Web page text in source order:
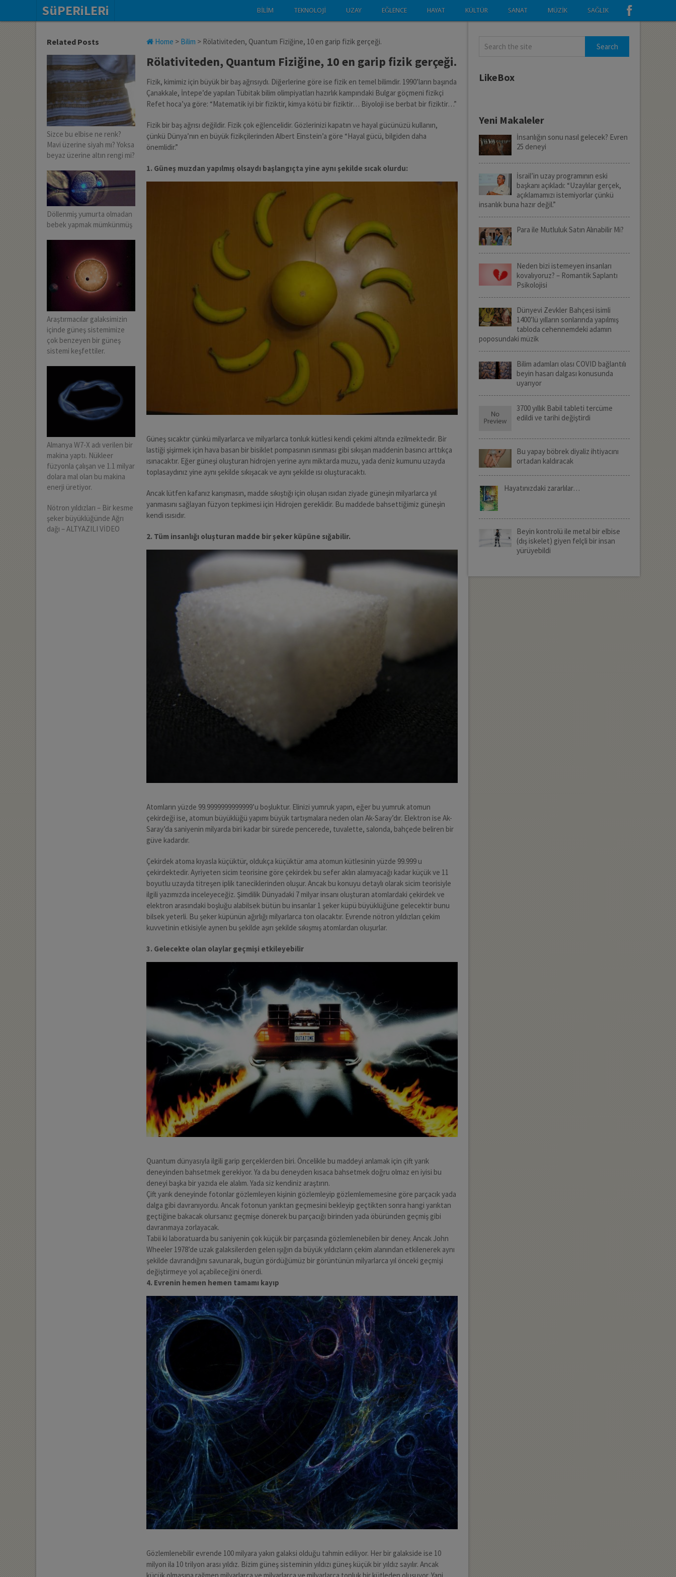
SüPERiLERi BILIM TEKNOLOJI UZAY EĞLENCE HAYAT KÜLTÜR SANAT MÜZIK SAĞLIK
Home > Bilim > Rölativiteden, Quantum Fiziğine, 10 en garip fizik gerçeği.
Rölativiteden, Quantum Fiziğine, 10 en garip fizik gerçeği.
Fizik, kimimiz için büyük bir baş ağrısıydı. Diğerlerine göre ise fizik en temel bilimdir. 1990’ların başında
Çanakkale, İntepe’de yapılan Tübitak bilim olimpiyatları hazırlık kampındaki Bulgar göçmeni fizikçi
Refet hoca’ya göre: “Matematik iyi bir fiziktir, kimya kötü bir fiziktir… Biyoloji ise berbat bir fiziktir…”
Fizik bir baş ağrısı değildir. Fizik çok eğlencelidir. Gözlerinizi kapatın ve hayal gücünüzü kullanın,
çünkü Dünya’nın en büyük fizikçilerinden Albert Einstein’a göre “Hayal gücü, bilgiden daha
önemlidir.”
1. Güneş muzdan yapılmış olsaydı başlangıçta yine aynı şekilde sıcak olurdu:
Güneş sıcaktır çünkü milyarlarca ve milyarlarca tonluk kütlesi kendi çekimi altında ezilmektedir. Bir
lastiği şişirmek için hava basan bir bisiklet pompasının ısınması gibi sıkışan maddenin basıncı arttıkça
ısınacaktır. Eğer güneşi oluşturan hidrojen yerine aynı miktarda muzu, yada deniz kumunu uzayda
toplasaydınız yine aynı şekilde sıkışacak ve aynı şekilde ısı oluşturacaktı.
Ancak lütfen kafanız karışmasın, madde sıkıştığı için oluşan ısıdan ziyade güneşin milyarlarca yıl
yanmasını sağlayan füzyon tepkimesi için Hidrojen gereklidir. Bu maddede bahsettiğimiz güneşin
kendi ısısıdır.
2. Tüm insanlığı oluşturan madde bir şeker küpüne sığabilir.
Atomların yüzde 99.9999999999999’u boşluktur. Elinizi yumruk yapın, eğer bu yumruk atomun
çekirdeği ise, atomun büyüklüğü yapımı büyük tartışmalara neden olan Ak-Saray’dır. Elektron ise Ak-
Saray’da saniyenin milyarda biri kadar bir sürede pencerede, tuvalette, salonda, bahçede beliren bir
güve kadardır.
Çekirdek atoma kıyasla küçüktür, oldukça küçüktür ama atomun kütlesinin yüzde 99.999 u
çekirdektedir. Ayriyeten sicim teorisine göre çekirdek bu sefer aklın alamıyacağı kadar küçük ve 11
boyutlu uzayda titreşen iplik taneciklerinden oluşur. Ancak bu konuyu detaylı olarak sicim teorisiyle
ilgili yazımızda inceleyeceğiz. Şimdilik Dünyadaki 7 milyar insanı oluşturan atomlardaki çekirdek ve
elektron arasındaki boşluğu alabilsek bütün bu insanlar 1 şeker küpü büyüklüğüne gelecektir bunu
bilsek yeterli. Bu şeker küpünün ağırlığı milyarlarca ton olacaktır. Evrende nötron yıldızları çekim
kuvvetinin etkisiyle aynen bu şekilde aşırı şekilde sıkışmış atomlardan oluşurlar.
3. Gelecekte olan olaylar geçmişi etkileyebilir
Quantum dünyasıyla ilgili garip gerçeklerden biri. Öncelikle bu maddeyi anlamak için çift yarık
deneyinden bahsetmek gerekiyor. Ya da bu deneyden kısaca bahsetmek doğru olmaz en iyisi bu
deneyi başka bir yazıda ele alalım. Yada siz kendiniz araştırın.
Çift yarık deneyinde fotonlar gözlemleyen kişinin gözlemleyip gözlemlememesine göre parçacık yada
dalga gibi davranıyordu. Ancak fotonun yarıktan geçmesini bekleyip geçtikten sonra hangi yarıktan
geçtiğine bakacak olursanız geçmişe dönerek bu parçacığı birinden yada öbüründen geçmiş gibi
davranmaya zorlayacak.
Tabii ki laboratuarda bu saniyenin çok küçük bir parçasında gözlemlenebilen bir deney. Ancak John
Wheeler 1978’de uzak galaksilerden gelen ışığın da büyük yıldızların çekim alanından etkilenerek aynı
şekilde davrandığını savunarak, bugün gördüğümüz bir görüntünün milyarlarca yıl önceki geçmişi
değiştirmeye yol açabileceğini önerdi.
4. Evrenin hemen hemen tamamı kayıp
Gözlemlenebilir evrende 100 milyara yakın galaksi olduğu tahmin ediliyor. Her bir galakside ise 10
milyon ila 10 trilyon arası yıldız. Bizim güneş sisteminin yıldızı güneş küçük bir yıldız sayılır. Ancak
Related Posts
Sizce bu elbise ne renk?
Mavi üzerine siyah mı? Yoksa
beyaz üzerine altın rengi mi?
Döllenmiş yumurta olmadan
bebek yapmak mümkünmüş
Araştırmacılar galaksimizin
içinde güneş sistemimize
çok benzeyen bir güneş
sistemi keşfettiler.
Almanya W7-X adı verilen bir
makina yaptı. Nükleer
füzyonla çalışan ve 1.1 milyar
dolara mal olan bu makina
enerji üretiyor.
Nötron yıldızları – Bir kesme
şeker büyüklüğünde Ağrı
dağı – ALTYAZILI VİDEO
LikeBox
Yeni Makaleler
İnsanlığın sonu nasıl gelecek? Evren
25 deneyi
İsrail’in uzay programının eski
başkanı açıkladı: “Uzaylılar gerçek,
açıklamamızı istemiyorlar çünkü
insanlık buna hazır değil.”
Para ile Mutluluk Satın Alınabilir Mi?
Neden bizi istemeyen insanları
kovalıyoruz? – Romantik Saplantı
Psikolojisi
Dünyevi Zevkler Bahçesi isimli
1400’lü yılların sonlarında yapılmış
tabloda cehennemdeki adamın
poposundaki müzik
Bilim adamları olası COVID bağlantılı
beyin hasarı dalgası konusunda
uyarıyor
3700 yıllık Babil tableti tercüme
edildi ve tarihi değiştirdi
Bu yapay böbrek diyaliz ihtiyacını
ortadan kaldıracak
Hayatınızdaki zararlılar…
Beyin kontrolü ile metal bir elbise
(dış iskelet) giyen felçli bir insan
yürüyebildi